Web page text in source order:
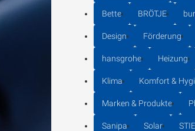
Bette BRÖTJE
Design Förderung
hansgrohe Heizung
Klima Komfort &
Marken & Produkte
Sanipa Solar